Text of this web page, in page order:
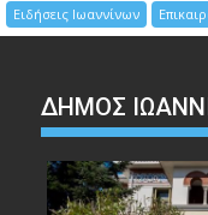
Ειδήσεις Ιωαννίνων
ΔΗΜΟΣ